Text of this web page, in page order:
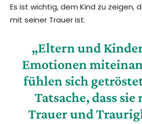
Es ist wichtig, dem Kind zu zeigen,
mit seiner Trauer ist.
„Eltern und
Emotionen
fühlen sich
Tatsache, dass
Trauer und